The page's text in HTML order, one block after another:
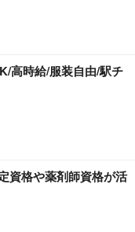
高時給/服装自由/駅チ
資格や薬剤師資格が活